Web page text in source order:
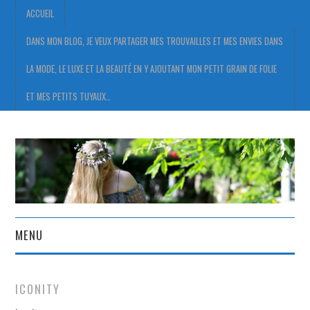
ACCUEIL
DANS MON BLOG, JE VEUX PARTAGER MES TROUVAILLES ET MES ENVIES DANS
LA MODE, LE LUXE ET LA BEAUTÉ EN Y AJOUTANT MON PETIT GRAIN DE FOLIE
ET MES PETITS TUYAUX…
MENU
DANS MON BLOG, JE VEUX
ICONITY